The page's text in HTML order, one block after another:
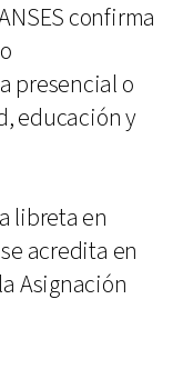
confirma
presencial o
educación y
libreta en
acredita en
Asignación